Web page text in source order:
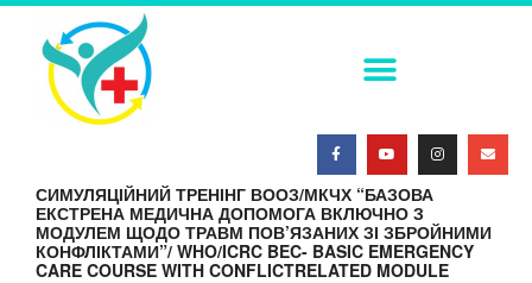
СИМУЛЯЦІЙНИЙ ТРЕНІНГ ВООЗ/МКЧХ “БАЗОВА
ЕКСТРЕНА МЕДИЧНА ДОПОМОГА ВКЛЮЧНО З
МОДУЛЕМ ЩОДО ТРАВМ ПОВ’ЯЗАНИХ ЗІ ЗБРОЙНИМИ
КОНФЛІКТАМИ”/ WHO/ICRC BEC- BASIC EMERGENCY
CARE COURSE WITH CONFLICTRELATED MODULE